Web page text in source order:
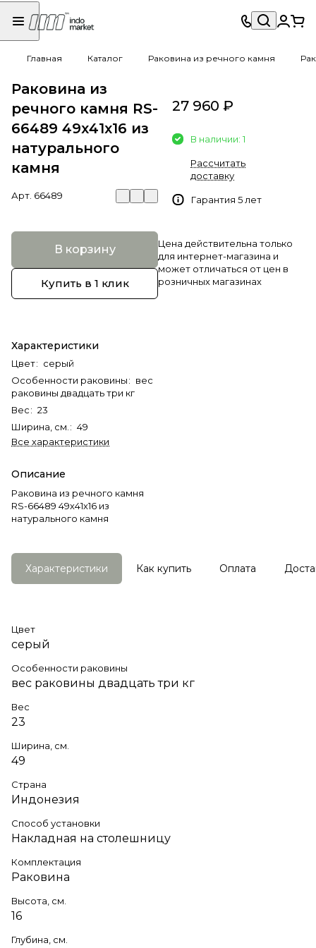
Главная Каталог Раковина из речного камня
Раковина из
речного камня RS-
66489 49х41х16 из
натурального
камня
Арт. 66489
В корзину
Купить в 1 клик
Характеристики
Цвет: серый
Особенности раковины: вес
раковины двадцать три кг
Вес: 23
Ширина, см. : 49
Все характеристики
Описание
Раковина из речного камня
RS-66489 49х41х16 из
натурального камня
27 960 ₽
В наличии: 1
Рассчитать
доставку
Гарантия 5 лет
Цена действительна только
для интернет-магазина и
может отличаться от цен в
розничных магазинах
Характеристики Как купить Оплата
Цвет
серый
Особенности раковины
вес раковины двадцать три кг
Вес
23
Ширина, см.
49
Страна
Индонезия
Способ установки
Накладная на столешницу
Комплектация
Раковина
Высота, см.
16
Глубина, см.